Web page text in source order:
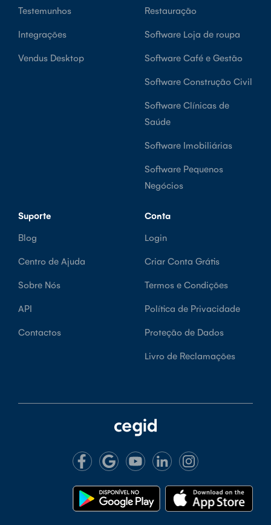
Testemunhos
Integrações
Vendus Desktop
Restauração
Software Loja de roupa
Software Café e Gestão
Software Construção Civil
Software Clínicas de
Saúde
Software Imobiliárias
Software Pequenos
Negócios
Suporte
Blog
Centro de Ajuda
Sobre Nós
API
Contactos
Conta
Login
Criar Conta Grátis
Termos e Condições
Política de Privacidade
Proteção de Dados
Livro de Reclamações